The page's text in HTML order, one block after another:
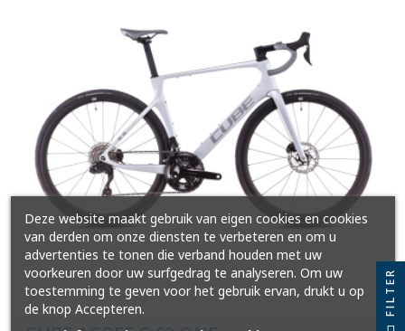
Deze website maakt gebruik van eigen cookies en cookies
van derden om onze diensten te verbeteren en om u
advertenties te tonen die verband houden met uw
voorkeuren door uw surfgedrag te analyseren. Om uw
toestemming te geven voor het gebruik ervan, drukt u op
de knop Accepteren.
FILTER